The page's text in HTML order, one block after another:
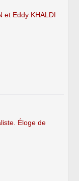
et Eddy KHALDI
Éloge de